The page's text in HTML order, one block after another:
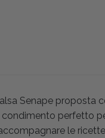
Senape proposta
condimento perfetto
le